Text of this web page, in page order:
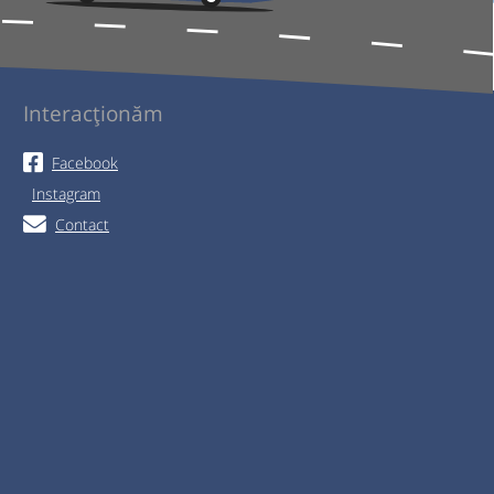
Interacționăm
Facebook
Instagram
Contact